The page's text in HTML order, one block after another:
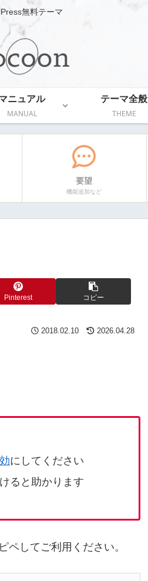
無料テーマ
ニュアル
MANUAL
テーマ全般
THEME
要望
機能追加など
Pinterest コピー
2018.02.10 2026.04.28
にしてください
ると助かります
してご利用ください。